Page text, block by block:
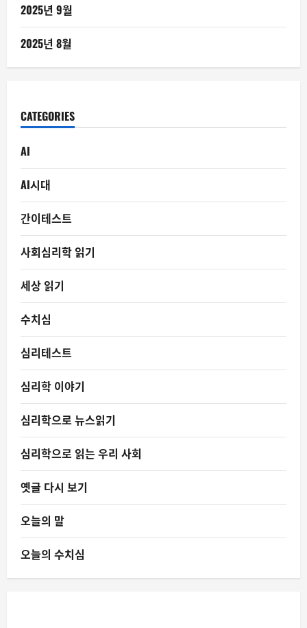
2025년 9월
2025년 8월
CATEGORIES
AI
AI시대
간이테스트
사회심리학 읽기
세상 읽기
수치심
심리테스트
심리학 이야기
심리학으로 뉴스읽기
심리학으로 읽는 우리 사회
옛글 다시 보기
오늘의 말
오늘의 수치심